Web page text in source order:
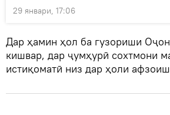
29 январи, 17:06
Дар ҳамин ҳол ба гузориши
кишвар, дар ҷумҳурӣ сохтмони
истиқоматӣ низ дар ҳоли афзоиш